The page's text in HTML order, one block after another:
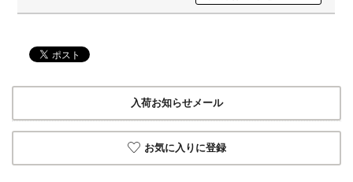
入荷お知らせメール
お気に入りに登録